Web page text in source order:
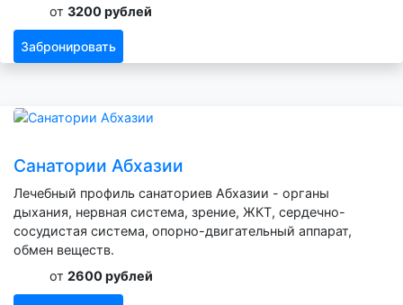
от 3200 рублей
Забронировать
Санатории Абхазии
Лечебный профиль санаториев Абхазии - органы
дыхания, нервная система, зрение, ЖКТ, сердечно-
сосудистая система, опорно-двигательный аппарат,
обмен веществ.
от 2600 рублей